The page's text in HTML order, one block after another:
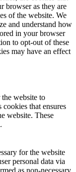
browser as they are
of the website. We
and understand how
in your browser
to opt-out of these
may have an effect
the website to
that ensures
website. These
for the website
personal data via
as non-necessary